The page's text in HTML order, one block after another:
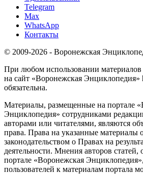
Telegram
Max
WhatsApp
Контакты
© 2009-2026 - Воронежская
При любом использовании материалов
на сайт «Воронежская Энциклопедия»
обязательна.
Материалы, размещенные на портале
Энциклопедия» сотрудниками
авторами или читателями, являются
права. Права на указанные материалы
законодательством о Правах на
деятельности. Мнения авторов
портале «Воронежская
пользователей к материалам портала